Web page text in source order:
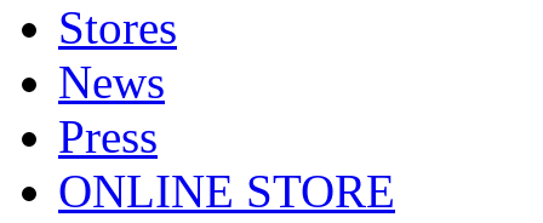
Stores
News
Press
ONLINE STORE